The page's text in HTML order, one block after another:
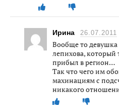
Ирина 26.07.2011
Вообще то девушка
лепихова, который
прибыл в регион…
Так что чего им
махинациям с
никакого